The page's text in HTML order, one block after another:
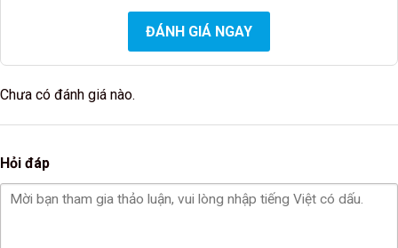
ĐÁNH GIÁ NGAY
Chưa có đánh giá nào.
Hỏi đáp